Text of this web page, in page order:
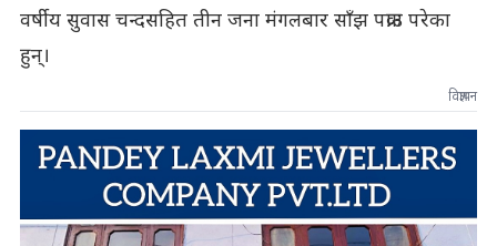
वर्षीय सुवास चन्दसहित तीन जना मंगलबार साँझ पक्राउ परेका
हुन्।
विज्ञापन